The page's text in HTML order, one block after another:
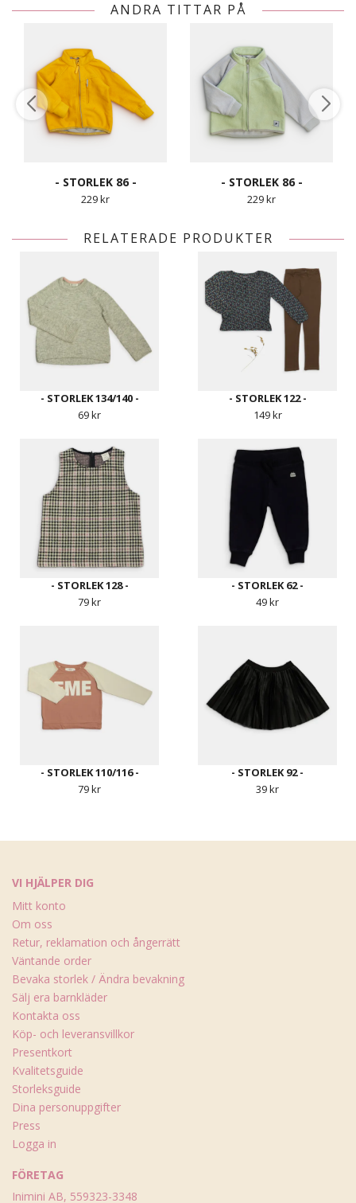
ANDRA TITTAR PÅ
- STORLEK 86 -
229 kr
- STORLEK 86 -
229 kr
RELATERADE PRODUKTER
- STORLEK 134/140 -
69 kr
- STORLEK 122 -
149 kr
- STORLEK 128 -
79 kr
- STORLEK 62 -
49 kr
- STORLEK 110/116 -
79 kr
- STORLEK 92 -
39 kr
VI HJÄLPER DIG
Mitt konto
Om oss
Retur, reklamation och ångerrätt
Väntande order
Bevaka storlek / Ändra bevakning
Sälj era barnkläder
Kontakta oss
Köp- och leveransvillkor
Presentkort
Kvalitetsguide
Storleksguide
Dina personuppgifter
Press
Logga in
FÖRETAG
Inimini AB, 559323-3348